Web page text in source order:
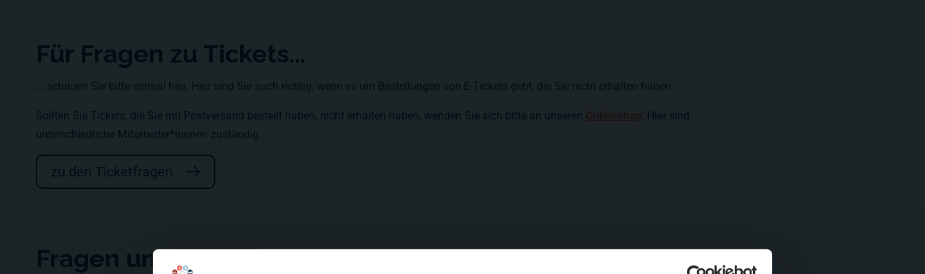
Für Fragen zu Tickets...
... schauen Sie bitte einmal hier. Hier sind Sie auch richtig, wenn es um Bestellungen von E-Tickets geht, die Sie nicht erhalten haben.
Sollten Sie Tickets, die Sie mit Postversand bestellt haben, nicht erhalten haben, wenden Sie sich bitte an unseren
. Hier sind
unterschiedliche Mitarbeiter*innnen zuständig.
zu den Ticketfragen
Fragen und Antworten zu unseren Backstage-Touren...